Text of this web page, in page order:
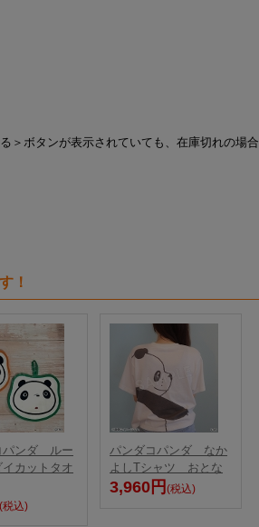
＞ボタンが表示されていても、在庫切れの場合
！
パンダ ルー
カットタオ
(税込)
パンダコパンダ なか
よしTシャツ おとな
3,960円 (税込)